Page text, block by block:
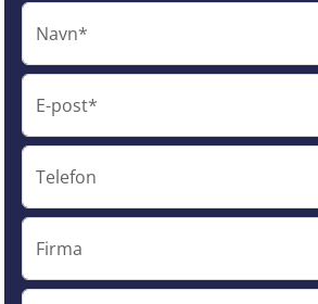
Navn*
E-post*
Telefon
Firma